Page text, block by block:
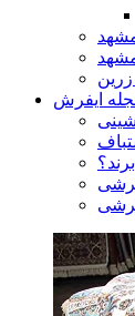
ایفرش